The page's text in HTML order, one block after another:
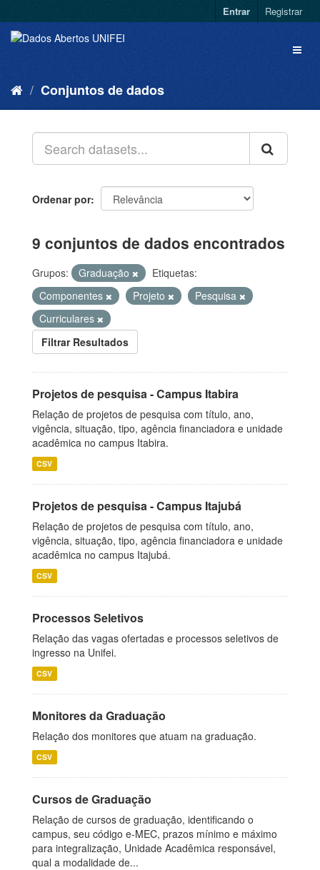
Entrar Registrar
Conjuntos de dados
Ordenar por
9 conjuntos de dados encontrados
Grupos: Graduação
Etiquetas:
Componentes
Projeto
Pesquisa
Curriculares
Filtrar Resultados
Projetos de pesquisa - Campus Itabira
Relação de projetos de pesquisa com título, ano,
vigência, situação, tipo, agência financiadora e unidade
acadêmica no campus Itabira.
CSV
Projetos de pesquisa - Campus Itajubá
Relação de projetos de pesquisa com título, ano,
vigência, situação, tipo, agência financiadora e unidade
acadêmica no campus Itajubá.
CSV
Processos Seletivos
Relação das vagas ofertadas e processos seletivos de
ingresso na Unifei.
CSV
Monitores da Graduação
Relação dos monitores que atuam na graduação.
CSV
Cursos de Graduação
Relação de cursos de graduação, identificando o
campus, seu código e-MEC, prazos mínimo e máximo
para integralização, Unidade Acadêmica responsável,
qual a modalidade de...